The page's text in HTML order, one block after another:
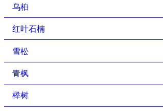
乌桕
红叶石楠
雪松
青枫
榉树